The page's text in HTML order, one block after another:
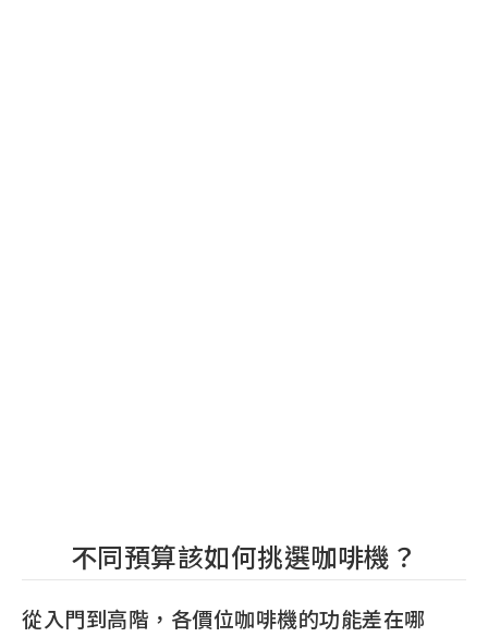
不同預算該如何挑選咖啡機？
從入門到高階，各價位咖啡機的功能差在哪